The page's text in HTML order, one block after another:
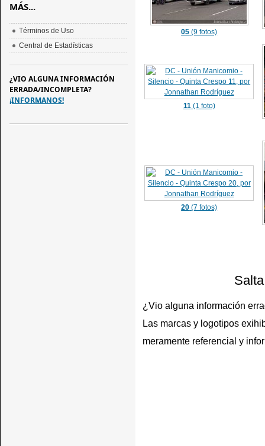
05 (9 fotos)
11(1 foto)
20 (7 fotos)
¿Vio alguna información
Las marcas y logotipos
meramente referencial y
MÁS...
Términos de Uso
Central de Estadísticas
¿VIO ALGUNA INFORMACIÓN
ERRADA/INCOMPLETA?
¡INFORMANOS!